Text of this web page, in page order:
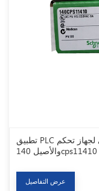
تطبيق PLC للإنتاج الميكانيكي لجهاز تحكم Schneider PLC الجديد
والأصيل 140cps11410
عرض التفاصيل